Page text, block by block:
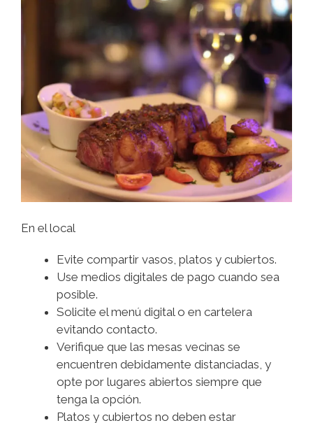
En el local
Evite compartir vasos, platos y cubiertos.
Use medios digitales de pago cuando sea
posible.
Solicite el menú digital o en cartelera
evitando contacto.
Verifique que las mesas vecinas se
encuentren debidamente distanciadas, y
opte por lugares abiertos siempre que
tenga la opción.
Platos y cubiertos no deben estar